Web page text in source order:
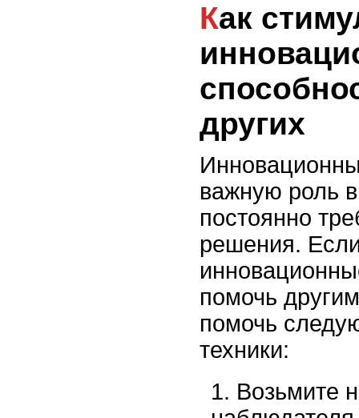
Как стимулировать
других
важную роль
постоянно
решения.
помочь
помочь
техники:
Возьмите